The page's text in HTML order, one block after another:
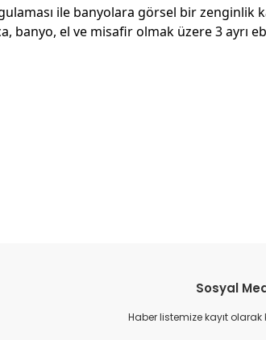
ile banyolara görsel bir zenginlik
banyo, el ve misafir olmak üzere 3 ayrı
Sosyal
Haber listemize kayıt